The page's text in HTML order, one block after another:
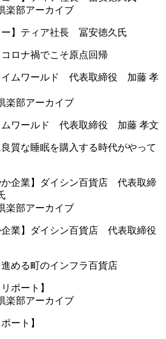
楽部アーカイブ
ー】ティア社長 冨安徳久氏
コロナ禍でこそ原点回帰
楽部アーカイブ
ムワールド 代表取締役 加藤 孝文
質な睡眠を購入する時代がやって
楽部アーカイブ
企業】ダイシン百貨店 代表取締役
める町のインフラ百貨店
楽部アーカイブ
ート】